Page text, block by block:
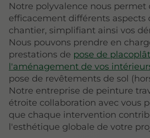
Notre polyvalence nous permet
efficacement différents aspects
chantier, simplifiant ainsi vos
Nous pouvons prendre en
prestations de pose de
l'aménagement de vos
pose de revêtements de sol
Notre entreprise de peinture
étroite collaboration avec vous
que chaque intervention
l'esthétique globale de votre